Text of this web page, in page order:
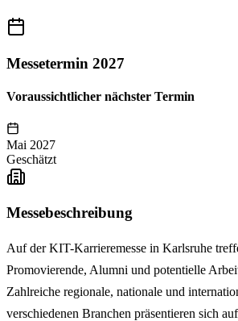
Messetermin 2027
Voraussichtlicher nächster Termin
Mai 2027
Geschätzt
Messebeschreibung
Auf der KIT-Karrieremesse in Karlsruhe
Promovierende, Alumni und potentielle
Zahlreiche regionale, nationale und
verschiedenen Branchen präsentieren sich